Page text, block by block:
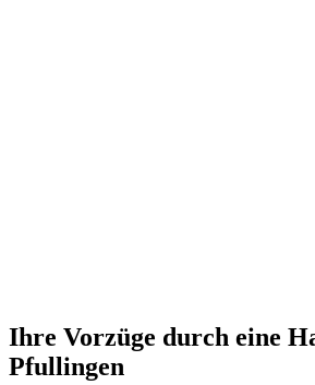
Ihre Vorzüge durch eine
Pfullingen